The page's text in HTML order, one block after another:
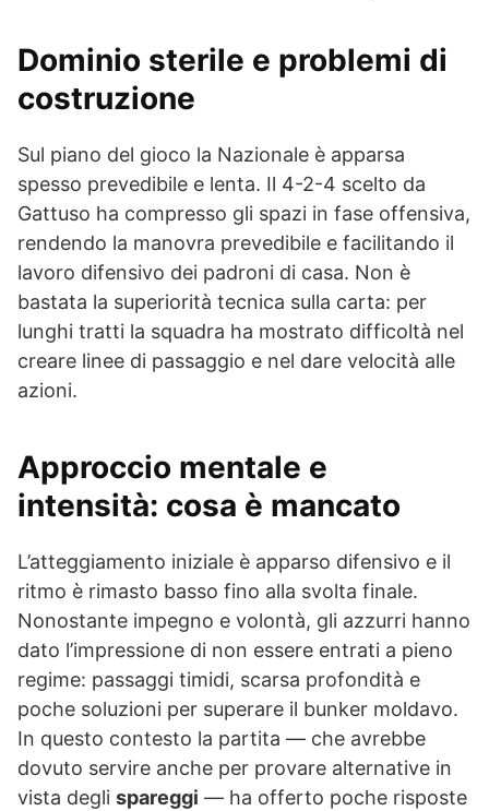
Dominio sterile e problemi di
costruzione
Sul piano del gioco la Nazionale è apparsa
spesso prevedibile e lenta. Il 4-2-4 scelto da
Gattuso ha compresso gli spazi in fase offensiva,
rendendo la manovra prevedibile e facilitando il
lavoro difensivo dei padroni di casa. Non è
bastata la superiorità tecnica sulla carta: per
lunghi tratti la squadra ha mostrato difficoltà nel
creare linee di passaggio e nel dare velocità alle
azioni.
Approccio mentale e
intensità: cosa è mancato
L’atteggiamento iniziale è apparso difensivo e il
ritmo è rimasto basso fino alla svolta finale.
Nonostante impegno e volontà, gli azzurri hanno
dato l’impressione di non essere entrati a pieno
regime: passaggi timidi, scarsa profondità e
poche soluzioni per superare il bunker moldavo.
In questo contesto la partita — che avrebbe
dovuto servire anche per provare alternative in
vista degli spareggi — ha offerto poche risposte